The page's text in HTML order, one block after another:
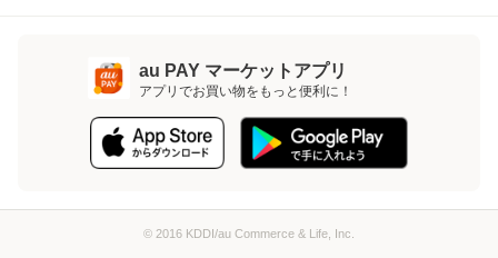
au PAY マーケットアプリ
アプリでお買い物をもっと便利に！
© 2016 KDDI/au Commerce & Life, Inc.